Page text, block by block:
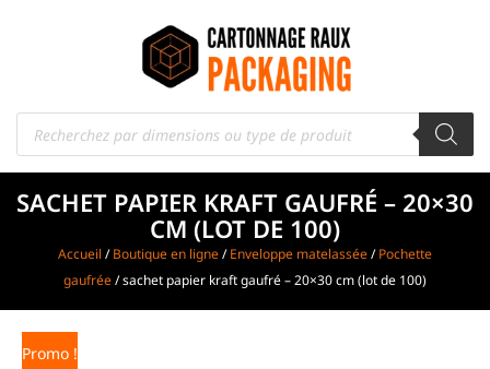
SACHET PAPIER KRAFT GAUFRÉ – 20×30
CM (LOT DE 100)
Accueil /Boutique en ligne/Enveloppe matelassée/Pochette
gaufrée/ sachet papier kraft gaufré – 20×30 cm (lot de 100)
Promo !